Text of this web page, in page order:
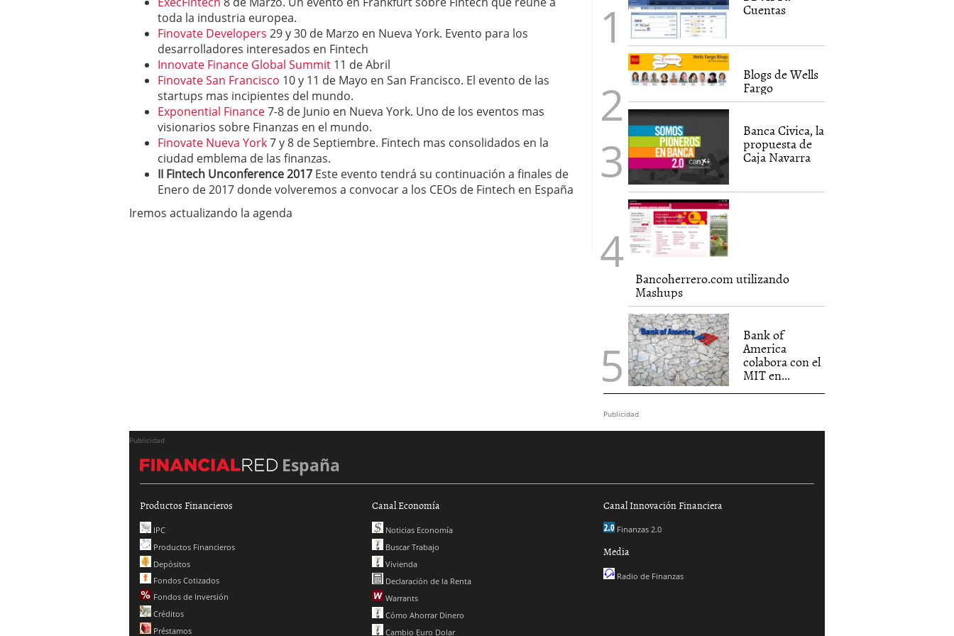
toda la industria europea.
Finovate Developers 29 y 30 de Marzo en Nueva York. Evento para los
desarrolladores interesados en Fintech
Innovate Finance Global Summit 11 de Abril
Finovate San Francisco 10 y 11 de Mayo en San Francisco. El evento de las
startups mas incipientes del mundo.
Exponential Finance7-8 de Junio en Nueva York. Uno de los eventos mas
visionarios sobre Finanzas en el mundo.
Finovate Nueva York7 y 8 de Septiembre. Fintech mas consolidados en la
ciudad emblema de las finanzas.
II Fintech Unconference 2017 Este evento tendrá su continuación a finales de
Enero de 2017 donde volveremos a convocar a los CEOs de Fintech en España
Iremos actualizando la agenda
Cuentas
Blogs de Wells
Fargo
Banca Civica, la
propuesta de
Caja Navarra
Bancoherrero.com utilizando
Mashups
Bank of
America
colabora con el
MIT en...
Publicidad
Publicidad
España
Productos Financieros
IPC
Productos Financieros
Depósitos
Fondos Cotizados
Fondos de Inversión
Créditos
Préstamos
Canal Economía
Noticias Economía
Buscar Trabajo
Vivienda
Declaración de la Renta
Warrants
Cómo Ahorrar Dinero
Cambio Euro Dolar
Canal Innovación Financiera
Finanzas 2.0
Media
Radio de Finanzas